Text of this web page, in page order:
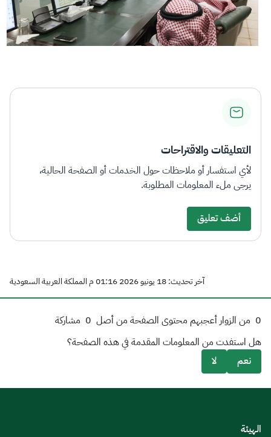
التعليقات والاقتراحات
لأي استفسار أو ملاحظات حول الخدمات أو الصفحة الحالية،
يرجى ملء المعلومات المطلوبة.
أضف تعليق
آخر تحديث: 18 يونيو 2026 01:16 م المملكة العربية السعودية
0 من الزوار أعجبهم محتوى الصفحة من أصل 0 مشاركة
هل استفدت من المعلومات المقدمة في هذه الصفحة؟
نعم
لا
الهيئة